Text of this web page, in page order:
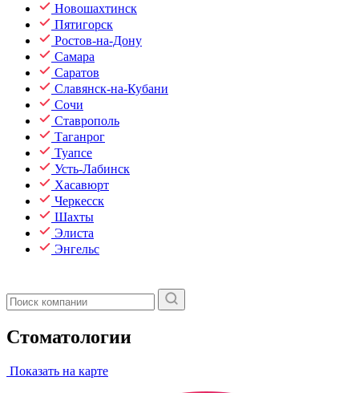
Новошахтинск
Пятигорск
Ростов-на-Дону
Самара
Саратов
Славянск-на-Кубани
Сочи
Ставрополь
Таганрог
Туапсе
Усть-Лабинск
Хасавюрт
Черкесск
Шахты
Элиста
Энгельс
Стоматологии
Показать на карте